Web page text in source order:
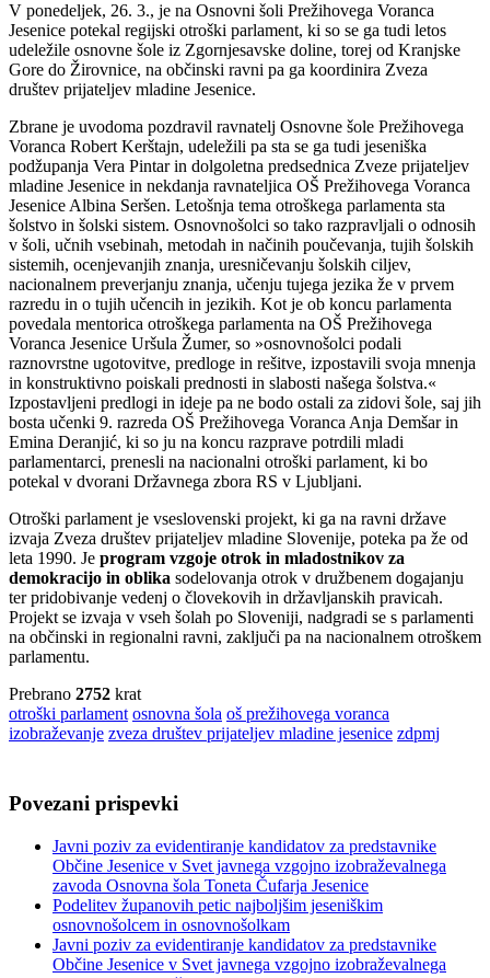
V ponedeljek, 26. 3., je na Osnovni šoli Prežihovega Voranca
Jesenice potekal regijski otroški parlament, ki so se ga tudi letos
udeležile osnovne šole iz Zgornjesavske doline, torej od Kranjske
Gore do Žirovnice, na občinski ravni pa ga koordinira Zveza
društev prijateljev mladine Jesenice.
Zbrane je uvodoma pozdravil ravnatelj Osnovne šole Prežihovega
Voranca Robert Kerštajn, udeležili pa sta se ga tudi jeseniška
podžupanja Vera Pintar in dolgoletna predsednica Zveze prijateljev
mladine Jesenice in nekdanja ravnateljica OŠ Prežihovega Voranca
Jesenice Albina Seršen. Letošnja tema otroškega parlamenta sta
šolstvo in šolski sistem. Osnovnošolci so tako razpravljali o odnosih
v šoli, učnih vsebinah, metodah in načinih poučevanja, tujih šolskih
sistemih, ocenjevanjih znanja, uresničevanju šolskih ciljev,
nacionalnem preverjanju znanja, učenju tujega jezika že v prvem
razredu in o tujih učencih in jezikih. Kot je ob koncu parlamenta
povedala mentorica otroškega parlamenta na OŠ Prežihovega
Voranca Jesenice Uršula Žumer, so »osnovnošolci podali
raznovrstne ugotovitve, predloge in rešitve, izpostavili svoja mnenja
in konstruktivno poiskali prednosti in slabosti našega šolstva.«
Izpostavljeni predlogi in ideje pa ne bodo ostali za zidovi šole, saj jih
bosta učenki 9. razreda OŠ Prežihovega Voranca Anja Demšar in
Emina Deranjić, ki so ju na koncu razprave potrdili mladi
parlamentarci, prenesli na nacionalni otroški parlament, ki bo
potekal v dvorani Državnega zbora RS v Ljubljani.
Otroški parlament je vseslovenski projekt, ki ga na ravni države
izvaja Zveza društev prijateljev mladine Slovenije, poteka pa že od
leta 1990. Je program vzgoje otrok in mladostnikov za
demokracijo in oblika sodelovanja otrok v družbenem dogajanju
ter pridobivanje vedenj o človekovih in državljanskih pravicah.
Projekt se izvaja v vseh šolah po Sloveniji, nadgradi se s parlamenti
na občinski in regionalni ravni, zaključi pa na nacionalnem otroškem
parlamentu.
Prebrano 2752 krat
otroški parlament osnovna šola oš prežihovega voranca
izobraževanje zveza društev prijateljev mladine jesenice zdpmj
Povezani prispevki
Javni poziv za evidentiranje kandidatov za predstavnike
Občine Jesenice v Svet javnega vzgojno izobraževalnega
zavoda Osnovna šola Toneta Čufarja Jesenice
Podelitev županovih petic najboljšim jeseniškim
osnovnošolcem in osnovnošolkam
Javni poziv za evidentiranje kandidatov za predstavnike
Občine Jesenice v Svet javnega vzgojno izobraževalnega